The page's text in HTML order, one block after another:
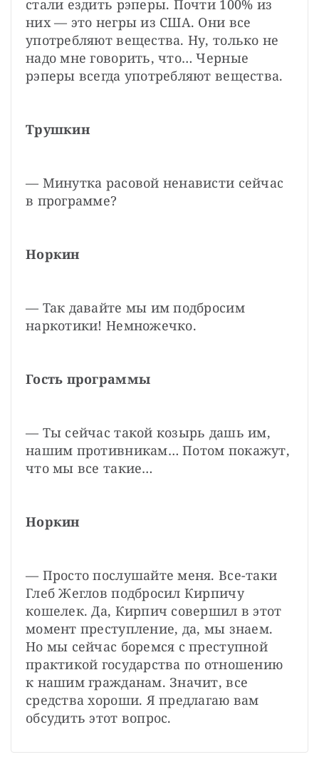
стали ездить рэперы. Почти 100% из
них — это негры из США. Они все
употребляют вещества. Ну, только не
надо мне говорить, что… Черные
рэперы всегда употребляют вещества.
Трушкин
— Минутка расовой ненависти сейчас
в программе?
Норкин
— Так давайте мы им подбросим
наркотики! Немножечко.
Гость программы
— Ты сейчас такой козырь дашь им,
нашим противникам… Потом покажут,
что мы все такие…
Норкин
— Просто послушайте меня. Все-таки
Глеб Жеглов подбросил Кирпичу
кошелек. Да, Кирпич совершил в этот
момент преступление, да, мы знаем.
Но мы сейчас боремся с преступной
практикой государства по отношению
к нашим гражданам. Значит, все
средства хороши. Я предлагаю вам
обсудить этот вопрос.